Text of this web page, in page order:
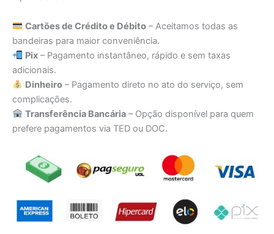
Cartões de Crédito e Débito– Aceitamos todas as
bandeiras para maior conveniência.
Pix– Pagamento instantâneo, rápido e sem taxas
adicionais.
Dinheiro– Pagamento direto no ato do serviço, sem
complicações.
Transferência Bancária– Opção disponível para quem
prefere pagamentos via TED ou DOC.